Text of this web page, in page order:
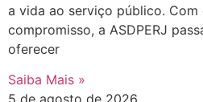
a vida ao serviço público. Com
compromisso, a ASDPERJ
oferecer
Saiba Mais »